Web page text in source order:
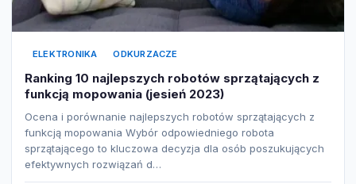
ELEKTRONIKA ODKURZACZE
Ranking 10 najlepszych robotów sprzątających z
funkcją mopowania (jesień 2023)
Ocena i porównanie najlepszych robotów sprzątających z
funkcją mopowania Wybór odpowiedniego robota
sprzątającego to kluczowa decyzja dla osób poszukujących
efektywnych rozwiązań d…